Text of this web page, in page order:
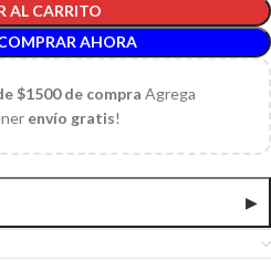
AL CARRITO
AHORA
$1500 de compra Agrega
envío gratis!
▶